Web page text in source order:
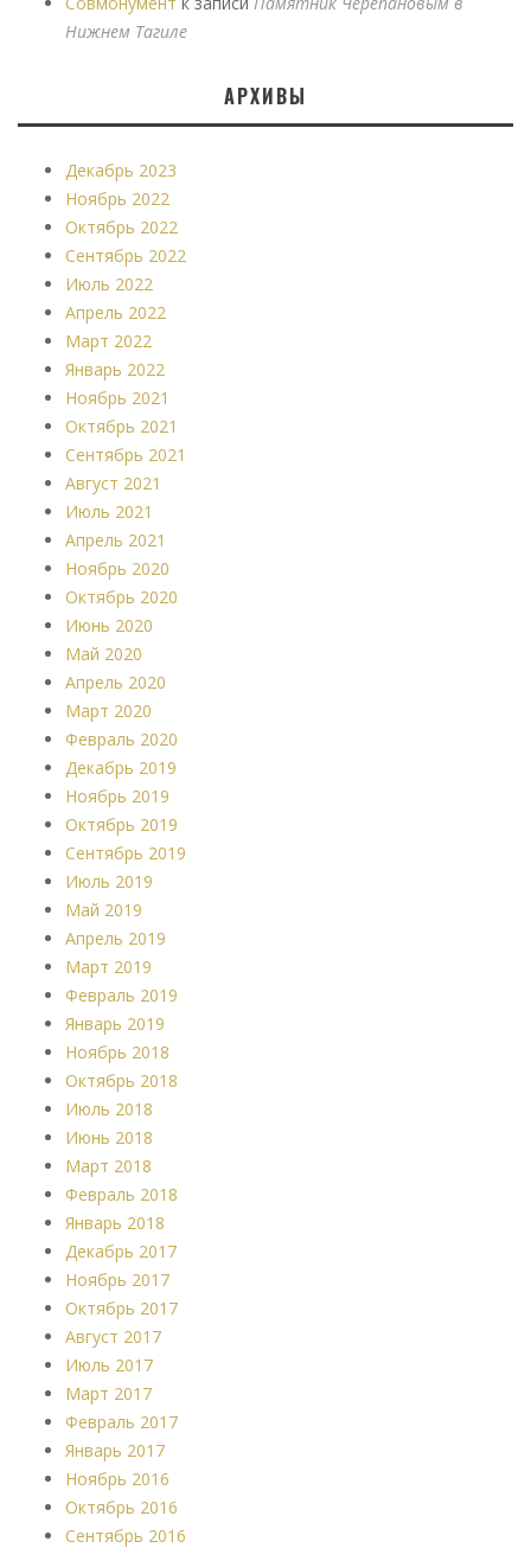
Нижнем Тагиле
АРХИВЫ
Декабрь 2023
Ноябрь 2022
Октябрь 2022
Сентябрь 2022
Июль 2022
Апрель 2022
Март 2022
Январь 2022
Ноябрь 2021
Октябрь 2021
Сентябрь 2021
Август 2021
Июль 2021
Апрель 2021
Ноябрь 2020
Октябрь 2020
Июнь 2020
Май 2020
Апрель 2020
Март 2020
Февраль 2020
Декабрь 2019
Ноябрь 2019
Октябрь 2019
Сентябрь 2019
Июль 2019
Май 2019
Апрель 2019
Март 2019
Февраль 2019
Январь 2019
Ноябрь 2018
Октябрь 2018
Июль 2018
Июнь 2018
Март 2018
Февраль 2018
Январь 2018
Декабрь 2017
Ноябрь 2017
Октябрь 2017
Август 2017
Июль 2017
Март 2017
Февраль 2017
Январь 2017
Ноябрь 2016
Октябрь 2016
Сентябрь 2016